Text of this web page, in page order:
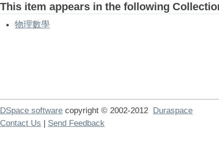
This item appears in the following
物理數學
DSpace software copyright © 2002-2012 Duraspace
Contact Us | Send Feedback